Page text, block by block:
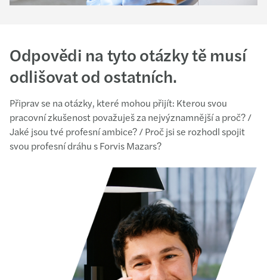
Odpovědi na tyto otázky tě musí
odlišovat od ostatních.
Připrav se na otázky, které mohou přijít: Kterou svou
pracovní zkušenost považuješ za nejvýznamnější a proč? /
Jaké jsou tvé profesní ambice? / Proč jsi se rozhodl spojit
svou profesní dráhu s Forvis Mazars?